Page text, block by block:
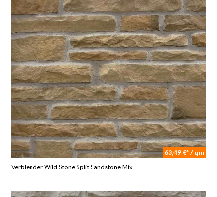
63,49 €* / qm
Verblender Wild Stone Split Sandstone Mix